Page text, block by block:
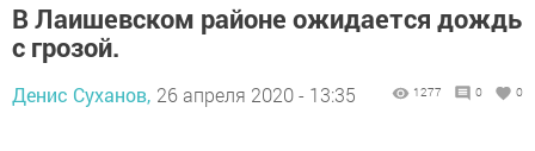
В Лаишевском районе ожидается дождь
с грозой.
Денис Суханов, 26 апреля 2020 - 13:35 1277 0 0